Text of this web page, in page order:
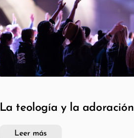
La teología y la adoración
Leer más